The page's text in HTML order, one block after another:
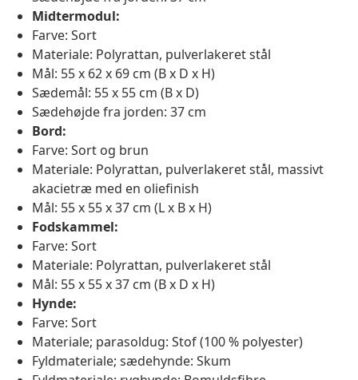
Midtermodul:
Farve: Sort
Materiale: Polyrattan, pulverlakeret stål
Mål: 55 x 62 x 69 cm (B x D x H)
Sædemål: 55 x 55 cm (B x D)
Sædehøjde fra jorden: 37 cm
Bord:
Farve: Sort og brun
Materiale: Polyrattan, pulverlakeret stål, massivt
akacietræ med en oliefinish
Mål: 55 x 55 x 37 cm (L x B x H)
Fodskammel:
Farve: Sort
Materiale: Polyrattan, pulverlakeret stål
Mål: 55 x 55 x 37 cm (B x D x H)
Hynde:
Farve: Sort
Materiale; parasoldug: Stof (100 % polyester)
Fyldmateriale; sædehynde: Skum